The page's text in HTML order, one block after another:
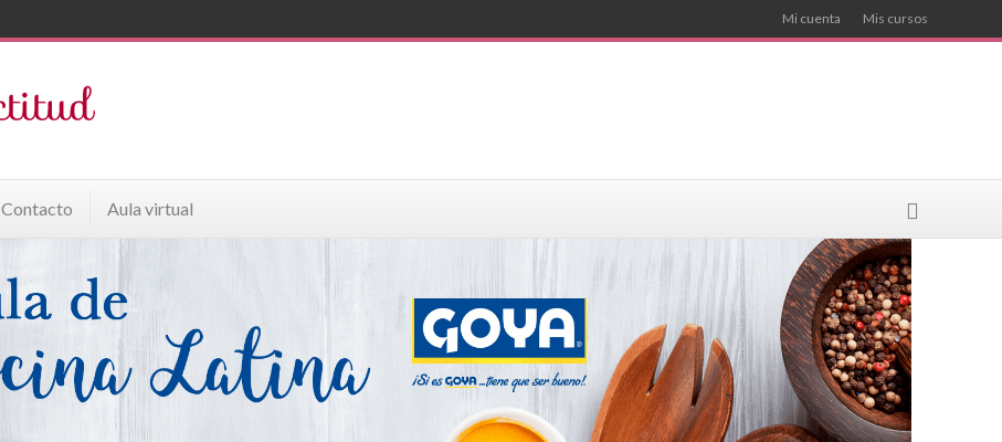
Mi cuenta Mis cursos
Contacto Aula virtual